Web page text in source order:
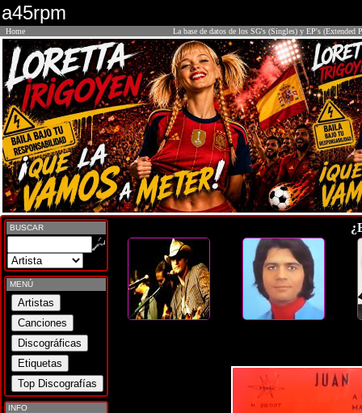
a45rpm
Home La base de datos de los SG's (Singles) y EP's (Extended
BUSCAR
MENÚ
INFO